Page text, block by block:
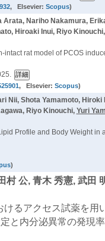
, Elsevier: Scopus)
Arata, Nariho Nakamura,
Hiroaki Inui, Riyo
intact rat model of PCOS
, Elsevier: Scopus)
Nii, Shota Yamamoto, Hiroki
Riyo Kinouchi, Yuri
Profile and Body Weight in
)
村 公, 青木 秀憲, 武田
るアクセス試薬を用
と内分泌異常の発現